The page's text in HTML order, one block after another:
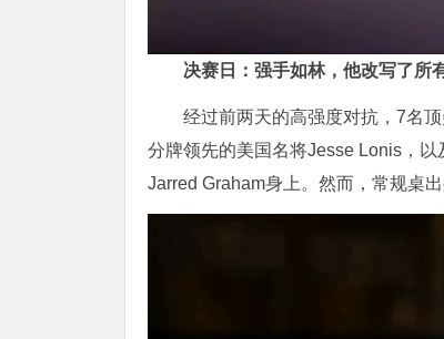
决赛日：强手如林，他改写了所
经过前两天的高强度对抗，7名
分牌领先的美国名将Jesse Lonis，
Jarred Graham身上。然而，常规桌